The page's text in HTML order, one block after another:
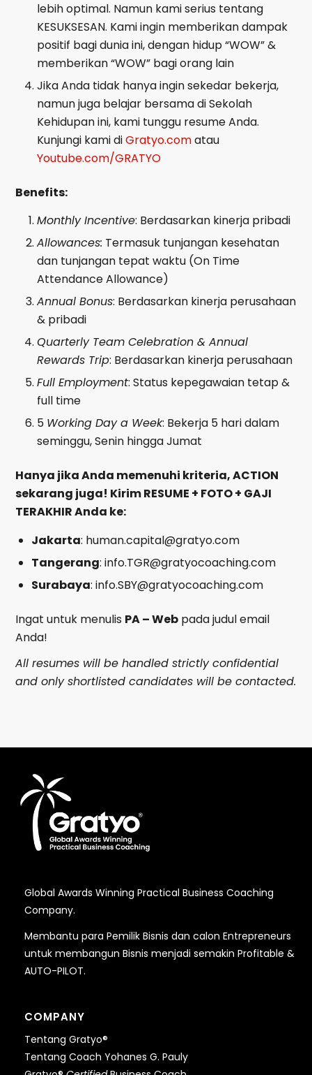
lebih optimal. Namun kami serius tentang
KESUKSESAN. Kami ingin memberikan dampak
positif bagi dunia ini, dengan hidup “WOW” &
memberikan “WOW” bagi orang lain
Jika Anda tidak hanya ingin sekedar bekerja,
namun juga belajar bersama di Sekolah
Kehidupan ini, kami tunggu resume Anda.
Kunjungi kami diGratyo.comatau
Youtube.com/GRATYO
Benefits:
Monthly Incentive: Berdasarkan kinerja pribadi
Allowances: Termasuk tunjangan kesehatan
dan tunjangan tepat waktu (On Time
Attendance Allowance)
Annual Bonus: Berdasarkan kinerja perusahaan
& pribadi
Quarterly Team Celebration & Annual
Rewards Trip: Berdasarkan kinerja perusahaan
Full Employment: Status kepegawaian tetap &
full time
5 Working Day a Week: Bekerja 5 hari dalam
seminggu, Senin hingga Jumat
Hanya jika Anda memenuhi kriteria, ACTION
sekarang juga! Kirim RESUME + FOTO + GAJI
TERAKHIR Anda ke:
Jakarta: human.capital@gratyo.com
Tangerang:info.TGR@gratyocoaching.com
Surabaya:info.SBY@gratyocoaching.com
Ingat untuk menulis PA – Web pada judul email
Anda!
All resumes will be handled strictly confidential
and only shortlisted candidates will be contacted.
Global Awards Winning Practical Business Coaching
Company.
Membantu para Pemilik Bisnis dan calon Entrepreneurs
untuk membangun Bisnis menjadi semakin Profitable &
AUTO-PILOT.
COMPANY
Tentang Gratyo®
Tentang Coach Yohanes G. Pauly